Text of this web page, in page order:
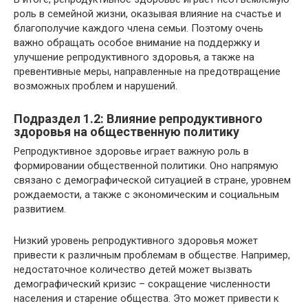
роль в семейной жизни, оказывая влияние на счастье и
благополучие каждого члена семьи. Поэтому очень
важно обращать особое внимание на поддержку и
улучшение репродуктивного здоровья, а также на
превентивные меры, направленные на предотвращение
возможных проблем и нарушений.
Подраздел 1.2: Влияние репродуктивного
здоровья на общественную политику
Репродуктивное здоровье играет важную роль в
формировании общественной политики. Оно напрямую
связано с демографической ситуацией в стране, уровнем
рождаемости, а также с экономическим и социальным
развитием.
Низкий уровень репродуктивного здоровья может
привести к различным проблемам в обществе. Например,
недостаточное количество детей может вызвать
демографический кризис – сокращение численности
населения и старение общества. Это может привести к